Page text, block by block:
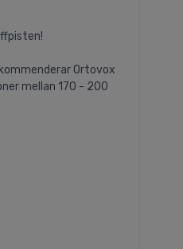
Ortovox
mellan 170 - 200